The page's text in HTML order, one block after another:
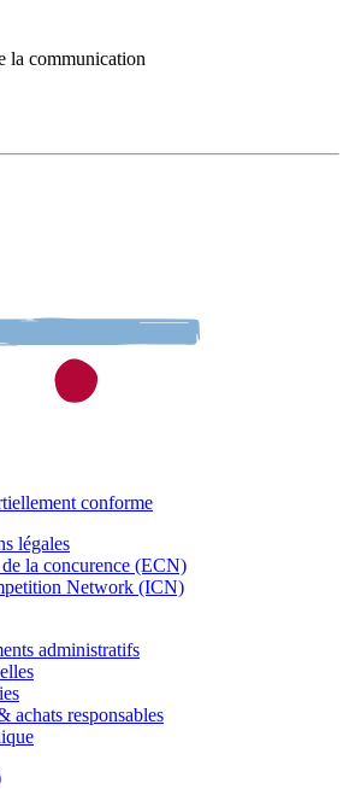
la communication
conforme
légales
de la concurence (ECN)
Network (ICN)
administratifs
achats responsables